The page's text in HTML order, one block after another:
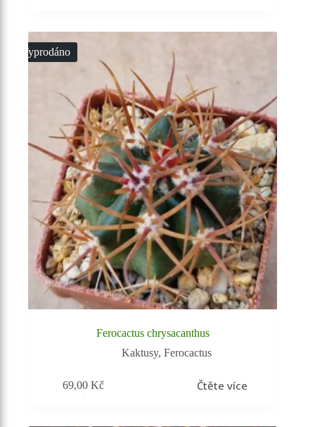
Vyprodáno
Ferocactus chrysacanthus
Kaktusy,Ferocactus
69,00Kč Čtěte více